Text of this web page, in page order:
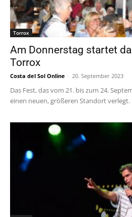
Torrox
Am Donnerstag startet
Torrox
Costa del Sol Online - 20. September 2023
Das Fest, das vom 21. bis zum 24.
einen neuen, größeren Standort verlegt.